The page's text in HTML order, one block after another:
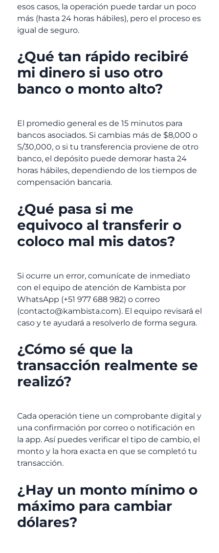
esos casos, la operación puede tardar un poco
más (hasta 24 horas hábiles), pero el proceso es
igual de seguro.
¿Qué tan rápido recibiré
mi dinero si uso otro
banco o monto alto?
El promedio general es de 15 minutos para
bancos asociados. Si cambias más de $8,000 o
S/30,000, o si tu transferencia proviene de otro
banco, el depósito puede demorar hasta 24
horas hábiles, dependiendo de los tiempos de
compensación bancaria.
¿Qué pasa si me
equivoco al transferir o
coloco mal mis datos?
Si ocurre un error, comunícate de inmediato
con el equipo de atención de Kambista por
WhatsApp (+51 977 688 982) o correo
(contacto@kambista.com). El equipo revisará el
caso y te ayudará a resolverlo de forma segura.
¿Cómo sé que la
transacción realmente se
realizó?
Cada operación tiene un comprobante digital y
una confirmación por correo o notificación en
la app. Así puedes verificar el tipo de cambio, el
monto y la hora exacta en que se completó tu
transacción.
¿Hay un monto mínimo o
máximo para cambiar
dólares?